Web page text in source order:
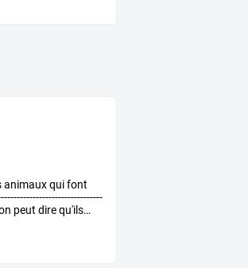
animauxquifont
peut direqu'ils…